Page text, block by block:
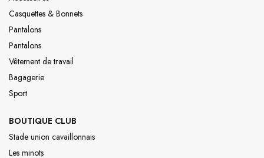
Casquettes & Bonnets
Pantalons
Pantalons
Vêtement de travail
Bagagerie
Sport
BOUTIQUE CLUB
Stade union cavaillonnais
Les minots